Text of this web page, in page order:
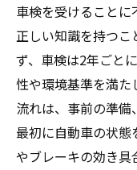
車検を受けることに
正しい知識を持つこ
ず、車検は2年ごと
性や環境基準を満た
流れは、事前の準備
最初に自動車の状
やブレーキの効き具